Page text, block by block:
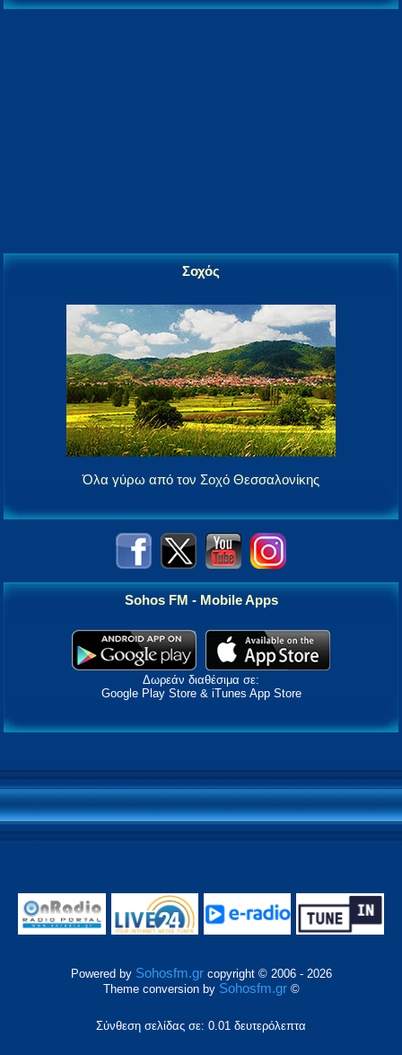
Σοχός
Όλα γύρω από τον Σοχό Θεσσαλονίκης
Sohos FM - Mobile Apps
Δωρεάν διαθέσιμα σε:
Google Play Store & iTunes App Store
Powered by Sohosfm.grcopyright © 2006 - 2026
Theme conversion by Sohosfm.gr©
Σύνθεση σελίδας σε: 0.01 δευτερόλεπτα